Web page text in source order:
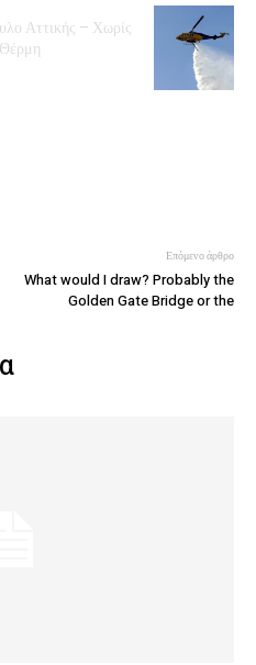
Αττικής – Χωρίς
Επόμενο άρθρο
What would I draw? Probably the
Golden Gate Bridge or the